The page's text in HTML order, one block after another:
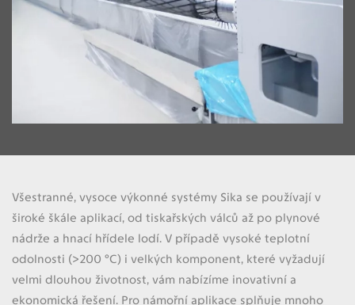
Všestranné, vysoce výkonné systémy Sika se používají v
široké škále aplikací, od tiskařských válců až po plynové
nádrže a hnací hřídele lodí. V případě vysoké teplotní
odolnosti (>200 °C) i velkých komponent, které vyžadují
velmi dlouhou životnost, vám nabízíme inovativní a
ekonomická řešení. Pro námořní aplikace splňuje mnoho